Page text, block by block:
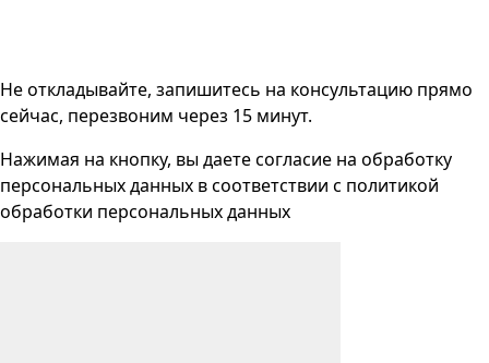
Не откладывайте, запишитесь на консультацию прямо
сейчас, перезвоним через 15 минут.
Нажимая на кнопку, вы даете согласие на обработку
персональных данных в соответствии с политикой
обработки персональных данных